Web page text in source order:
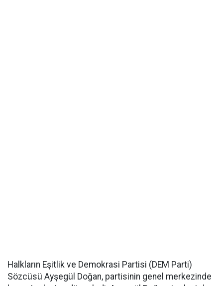
Halkların Eşitlik ve Demokrasi Partisi (DEM Parti)
Sözcüsü Ayşegül Doğan, partisinin genel merkezinde